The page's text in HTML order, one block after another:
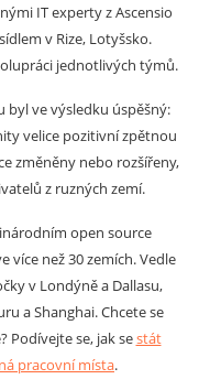
IT experty z Ascensio
v Rize, Lotyšsko.
jednotlivých týmů.
byl ve výsledku úspěšný:
velice pozitivní zpětnou
změněny nebo rozšířeny,
z ruzných zemí.
open source
více než 30 zemích. Vedle
v Londýně a Dallasu,
a Shanghai. Chcete se
Podívejte se, jak sestát
pracovní místa.